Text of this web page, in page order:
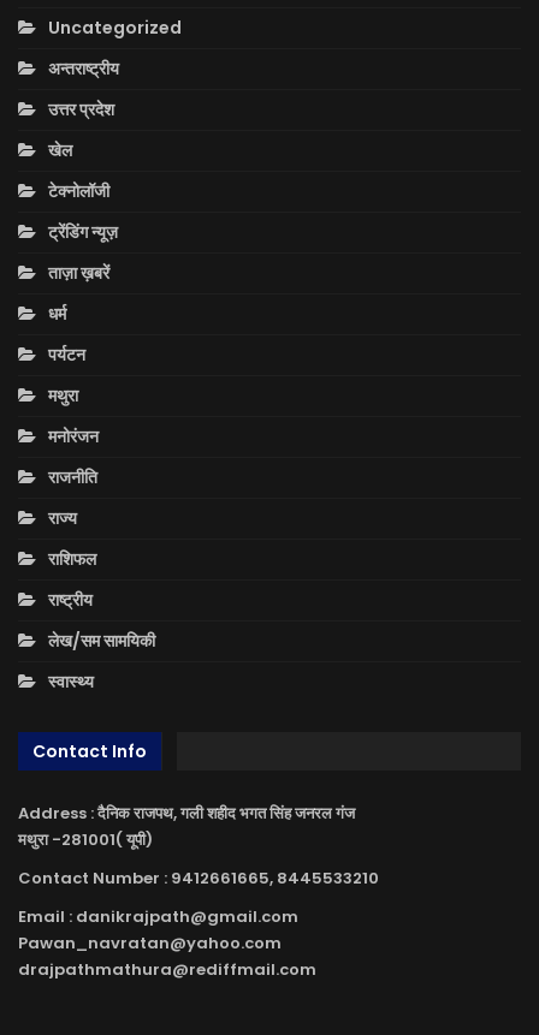
Uncategorized
अन्तराष्ट्रीय
उत्तर प्रदेश
खेल
टेक्नोलॉजी
ट्रेंडिंग न्यूज़
ताज़ा ख़बरें
धर्म
पर्यटन
मथुरा
मनोरंजन
राजनीति
राज्य
राशिफल
राष्ट्रीय
लेख/सम सामयिकी
स्वास्थ्य
Contact Info
Address : दैनिक राजपथ, गली शहीद भगत सिंह जनरल गंज
मथुरा -281001( यूपी)
Contact Number : 9412661665, 8445533210
Email : danikrajpath@gmail.com
Pawan_navratan@yahoo.com
drajpathmathura@rediffmail.com